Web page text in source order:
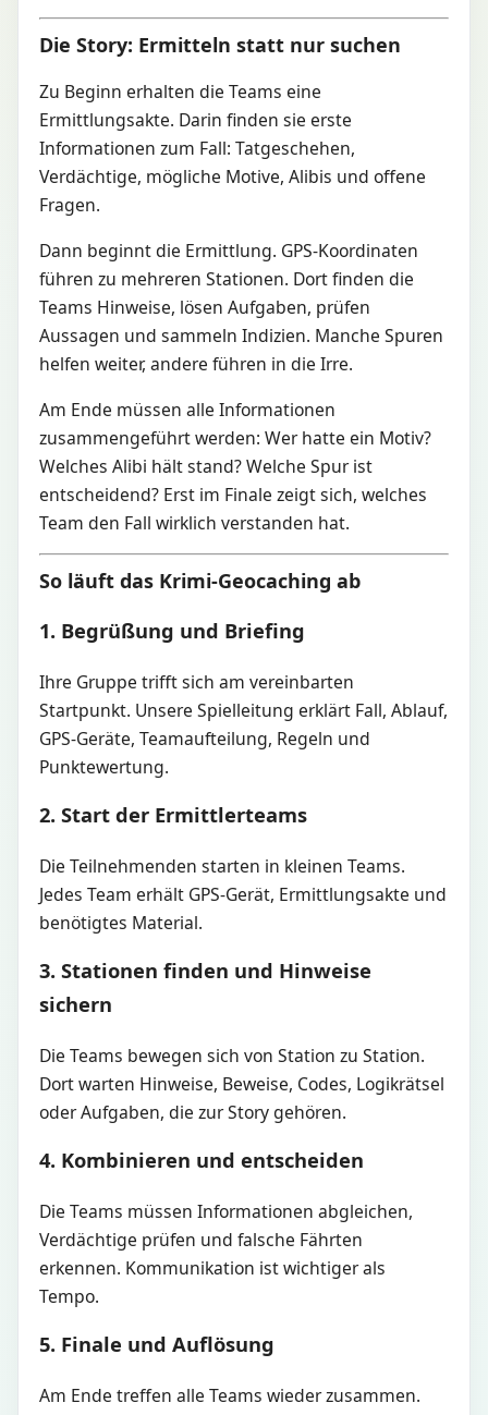
Die Story: Ermitteln statt nur suchen
Zu Beginn erhalten die Teams eine
Ermittlungsakte. Darin finden sie erste
Informationen zum Fall: Tatgeschehen,
Verdächtige, mögliche Motive, Alibis und offene
Fragen.
Dann beginnt die Ermittlung. GPS-Koordinaten
führen zu mehreren Stationen. Dort finden die
Teams Hinweise, lösen Aufgaben, prüfen
Aussagen und sammeln Indizien. Manche Spuren
helfen weiter, andere führen in die Irre.
Am Ende müssen alle Informationen
zusammengeführt werden: Wer hatte ein Motiv?
Welches Alibi hält stand? Welche Spur ist
entscheidend? Erst im Finale zeigt sich, welches
Team den Fall wirklich verstanden hat.
So läuft das Krimi-Geocaching ab
1. Begrüßung und Briefing
Ihre Gruppe trifft sich am vereinbarten
Startpunkt. Unsere Spielleitung erklärt Fall, Ablauf,
GPS-Geräte, Teamaufteilung, Regeln und
Punktewertung.
2. Start der Ermittlerteams
Die Teilnehmenden starten in kleinen Teams.
Jedes Team erhält GPS-Gerät, Ermittlungsakte und
benötigtes Material.
3. Stationen finden und Hinweise
sichern
Die Teams bewegen sich von Station zu Station.
Dort warten Hinweise, Beweise, Codes, Logikrätsel
oder Aufgaben, die zur Story gehören.
4. Kombinieren und entscheiden
Die Teams müssen Informationen abgleichen,
Verdächtige prüfen und falsche Fährten
erkennen. Kommunikation ist wichtiger als
Tempo.
5. Finale und Auflösung
Am Ende treffen alle Teams wieder zusammen.